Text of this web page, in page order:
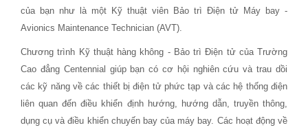
của bạn như là một Kỹ thuật viên Bảo trì Điện tử Máy bay -
Avionics Maintenance Technician (AVT).
Chương trình Kỹ thuật hàng không - Bảo trì Điện tử của Trường
Cao đẳng Centennial giúp bạn có cơ hội nghiên cứu và trau dồi
các kỹ năng về các thiết bị điện tử phức tạp và các hệ thống điện
liên quan đến điều khiển định hướng, hướng dẫn, truyền thông,
dụng cụ và điều khiển chuyến bay của máy bay. Các hoạt động về